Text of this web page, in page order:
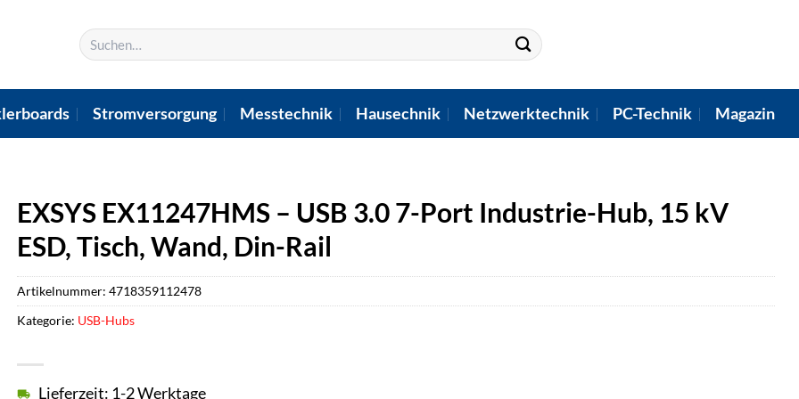
Suchen
nach:
Stromversorgung Messtechnik Hausechnik Netzwerktechnik PC-Technik Magazin
EXSYS EX11247HMS – USB 3.0 7-Port Industrie-Hub, 15 kV
ESD, Tisch, Wand, Din-Rail
Lieferzeit: 1-2 Werktage
Artikelnummer: 4718359112478
Kategorie: USB-Hubs